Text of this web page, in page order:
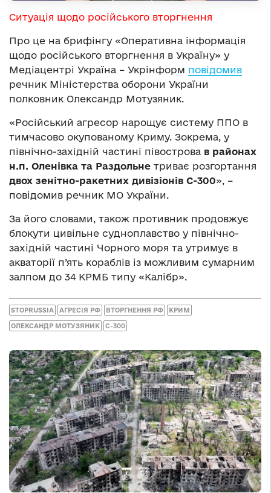
Ситуація щодо російського вторгнення
Про це на брифінгу «Оперативна інформація
щодо російського вторгнення в Україну» у
Медіацентрі Україна – Укрінформ повідомив
речник Міністерства оборони України
полковник Олександр Мотузяник.
«Російський агресор нарощує систему ППО в
тимчасово окупованому Криму. Зокрема, у
північно-західній частині півострова в районах
н.п. Оленівка та Раздольне триває розгортання
двох зенітно-ракетних дивізіонів С-300», –
повідомив речник МО України.
За його словами, також противник продовжує
блокути цивільне судноплавство у північно-
західній частині Чорного моря та утримує в
акваторії п’ять кораблів із можливим сумарним
залпом до 34 КРМБ типу «Калібр».
STOPRUSSIA АГРЕСІЯ РФ ВТОРГНЕННЯ РФ КРИМ
ОЛЕКСАНДР МОТУЗЯНИК С-300